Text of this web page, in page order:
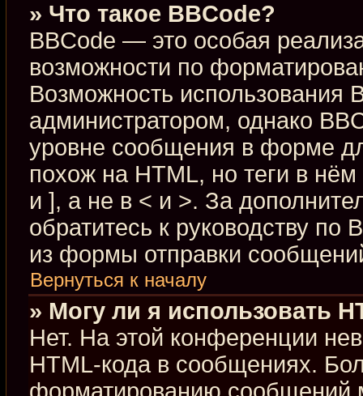
» Что такое BBCode?
BBCode — это особая
возможности по
Возможность использования
администратором, однако
уровне сообщения в форме
похож на HTML, но теги в
и ], а не в < и >. За
обратитесь к руководству по
из формы отправки
Вернуться к началу
» Могу ли я использовать
Нет. На этой конференции
HTML-кода в сообщениях.